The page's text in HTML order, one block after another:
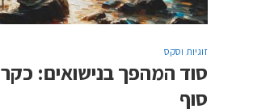
זוגיות וסקס
סוד המהפך בנישואים:
סוף